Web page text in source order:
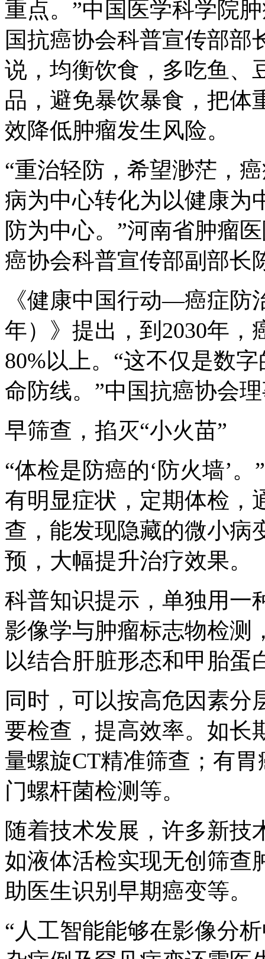
重点。”中国医学科学院
国抗癌协会科普宣传部部
说，均衡饮食，多吃鱼、
品，避免暴饮暴食，把体
效降低肿瘤发生风险。
“重治轻防，希望渺茫，
病为中心转化为以健康为
防为中心。”河南省肿瘤
癌协会科普宣传部副部长
《健康中国行动—癌症防
年）》提出，到2030年
80%以上。“这不仅是数
命防线。”中国抗癌协会
早筛查，掐灭“小火苗”
“体检是防癌的‘防火墙’
有明显症状，定期体检，
查，能发现隐藏的微小病
预，大幅提升治疗效果。
科普知识提示，单独用一
影像学与肿瘤标志物检测
以结合肝脏形态和甲胎蛋
同时，可以按高危因素分
要检查，提高效率。如长
量螺旋CT精准筛查；有
门螺杆菌检测等。
随着技术发展，许多新技
如液体活检实现无创筛查
助医生识别早期癌变等。
“人工智能能够在影像分